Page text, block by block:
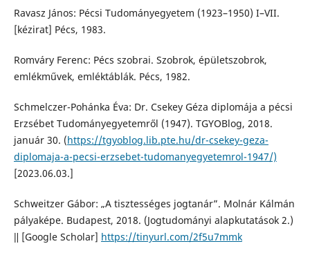
Ravasz János: Pécsi Tudományegyetem (1923–1950) I–VII.
[kézirat] Pécs, 1983.
Romváry Ferenc: Pécs szobrai. Szobrok, épületszobrok,
emlékművek, emléktáblák. Pécs, 1982.
Schmelczer-Pohánka Éva: Dr. Csekey Géza diplomája a pécsi
Erzsébet Tudományegyetemről (1947). TGYOBlog, 2018.
január 30. (https://tgyoblog.lib.pte.hu/dr-csekey-geza-
diplomaja-a-pecsi-erzsebet-tudomanyegyetemrol-1947/)
[2023.06.03.]
Schweitzer Gábor: „A tisztességes jogtanár”. Molnár Kálmán
pályaképe. Budapest, 2018. (Jogtudományi alapkutatások 2.)
ǁ [Google Scholar] https://tinyurl.com/2f5u7mmk